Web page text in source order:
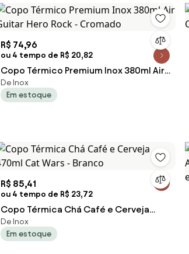
R$ 74,96
ou 4 tempo de R$ 20,82
Copo Térmico Premium Inox 380ml Air
Guitar Hero Rock - Cromado
De Inox
Em estoque
R$ 85,41
ou 4 tempo de R$ 23,72
Copo Térmica Chá Café e Cerveja
470ml Cat Wars - Branco
De Inox
Em estoque